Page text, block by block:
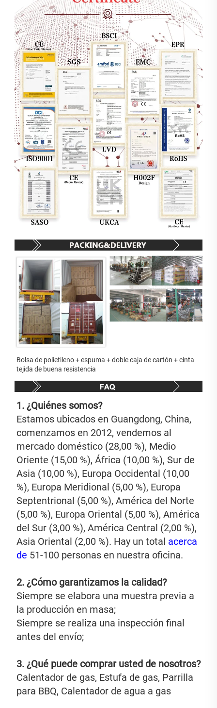
Bolsa de polietileno + espuma + doble caja de cartón + cinta
tejida de buena resistencia
1. ¿Quiénes somos?
Estamos ubicados en Guangdong, China,
comenzamos en 2012, vendemos al
mercado doméstico (28,00 %), Medio
Oriente (15,00 %), África (10,00 %), Sur de
Asia (10,00 %), Europa Occidental (10,00
%), Europa Meridional (5,00 %), Europa
Septentrional (5,00 %), América del Norte
(5,00 %), Europa Oriental (5,00 %), América
del Sur (3,00 %), América Central (2,00 %),
Asia Oriental (2,00 %). Hay un total acerca
de 51-100 personas en nuestra oficina.
2. ¿Cómo garantizamos la calidad?
Siempre se elabora una muestra previa a
la producción en masa;
Siempre se realiza una inspección final
antes del envío;
3. ¿Qué puede comprar usted de nosotros?
Calentador de gas, Estufa de gas, Parrilla
para BBQ, Calentador de agua a gas